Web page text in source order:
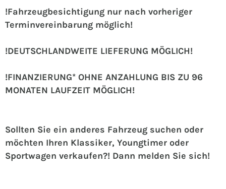
!Fahrzeugbesichtigung nur nach vorheriger
Terminvereinbarung möglich!
!DEUTSCHLANDWEITE LIEFERUNG MÖGLICH!
!FINANZIERUNG* OHNE ANZAHLUNG BIS ZU 96
MONATEN LAUFZEIT MÖGLICH!
Sollten Sie ein anderes Fahrzeug suchen oder
möchten Ihren Klassiker, Youngtimer oder
Sportwagen verkaufen?! Dann melden Sie sich!